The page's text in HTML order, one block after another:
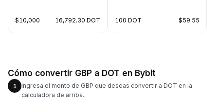
$10,000 16,792.30 DOT 100 DOT $59.55
Cómo convertir GBP a DOT en Bybit
1
Ingresa el monto de GBP que deseas convertir a DOT en la
calculadora de arriba.